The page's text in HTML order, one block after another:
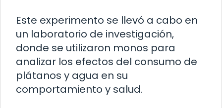
Este experimento se llevó a cabo en
un laboratorio de investigación,
donde se utilizaron monos para
analizar los efectos del consumo de
plátanos y agua en su
comportamiento y salud.